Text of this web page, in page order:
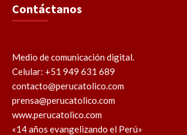
Contáctanos
Medio de comunicación digital.
Celular: +51 949 631 689
contacto@perucatolico.com
prensa@perucatolico.com
www.perucatolico.com
«14 años evangelizando el Perú»